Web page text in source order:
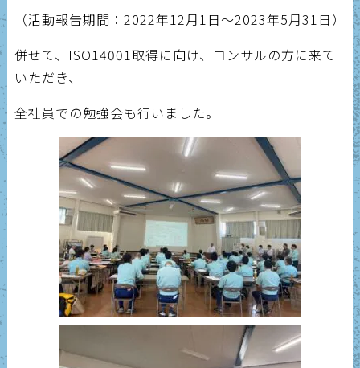
（活動報告期間：2022年12月1日～2023年5月31日）
併せて、ISO14001取得に向け、コンサルの方に来て
いただき、
全社員での勉強会も行いました。